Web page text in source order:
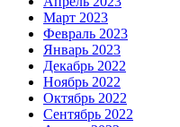
Март 2023
Февраль 2023
Январь 2023
Декабрь 2022
Ноябрь 2022
Октябрь 2022
Сентябрь 2022